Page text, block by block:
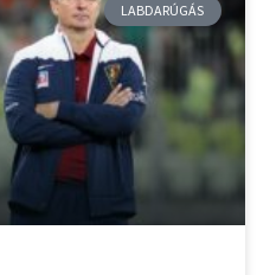
LABDARÚGÁS